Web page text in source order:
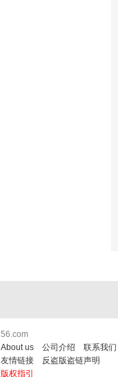
56.com
About us
公司介绍 联系我们
友情链接
反盗版盗链声明
版权指引